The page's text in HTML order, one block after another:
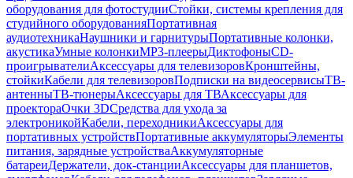
оборудования для фотостудииСтойки, системы крепления для
студийного оборудованияПортативная
аудиотехникаНаушники и гарнитурыПортативные колонки,
акустикаУмные колонкиMP3-плеерыДиктофоныCD-
проигрывателиАксессуары для телевизоровКронштейны,
стойкиКабели для телевизоровПодписки на видеосервисыТВ-
антенныТВ-тюнерыАксессуары для ТВАксессуары для
проектораОчки 3DСредства для ухода за
электроникойКабели, переходникиАксессуары для
портативных устройствПортативные аккумуляторыЭлементы
питания, зарядные устройстваАккумуляторные
батареиДержатели, док-станцииАксессуары для планшетов,